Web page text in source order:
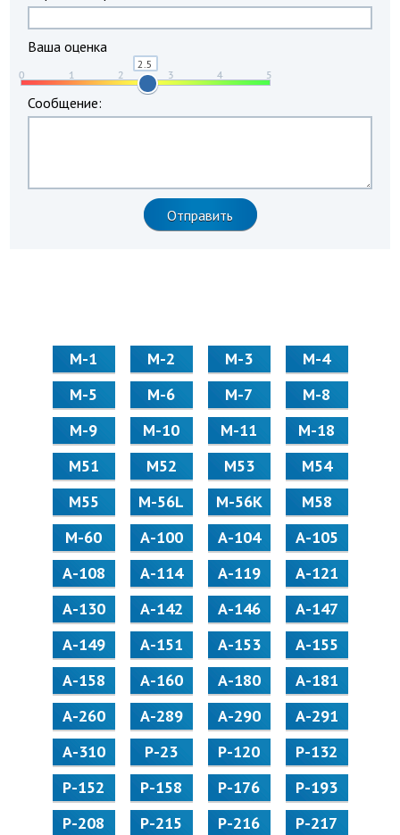
Ваша оценка
Сообщение:
М-1 М-2 М-3
М-4
М-5
М-6 М-7
М-8
М-9
М-10 М-11
М-18
М51
М52 М53
М54
М55
M-56L M-56K
М58
M-60
А-100 А-104
А-105
А-108
А-114 А-119
А-121
А-130
А-142 А-146
А-147
А-149
А-151 А-153
А-155
А-158
А-160 А-180
А-181
А-260
А-289 А-290
А-291
А-310
Р-23 Р-120
Р-132
Р-152
Р-158 Р-176
Р-193
Р-208
Р-215 Р-216
Р-217